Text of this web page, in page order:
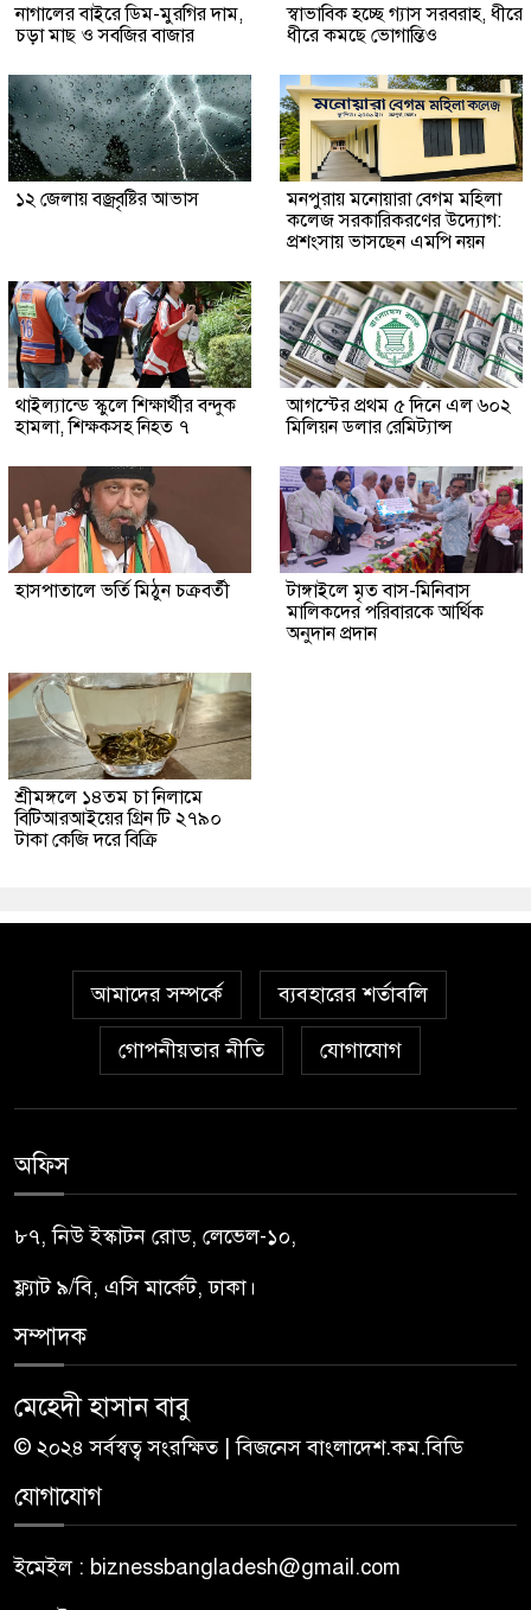
নাগালের বাইরে ডিম-মুরগির দাম,
চড়া মাছ ও সবজির বাজার
স্বাভাবিক হচ্ছে গ্যাস সরবরাহ, ধীরে
ধীরে কমছে ভোগান্তিও
১২ জেলায় বজ্রবৃষ্টির আভাস
মনপুরায় মনোয়ারা বেগম মহিলা
কলেজ সরকারিকরণের উদ্যোগ:
প্রশংসায় ভাসছেন এমপি নয়ন
থাইল্যান্ডে স্কুলে শিক্ষার্থীর বন্দুক
হামলা, শিক্ষকসহ নিহত ৭
আগস্টের প্রথম ৫ দিনে এল ৬০২
মিলিয়ন ডলার রেমিট্যান্স
হাসপাতালে ভর্তি মিঠুন চক্রবর্তী
টাঙ্গাইলে মৃত বাস-মিনিবাস
মালিকদের পরিবারকে আর্থিক
অনুদান প্রদান
শ্রীমঙ্গলে ১৪তম চা নিলামে
বিটিআরআইয়ের গ্রিন টি ২৭৯০
টাকা কেজি দরে বিক্রি
আমাদের সম্পর্কে ব্যবহারের শর্তাবলি
গোপনীয়তার নীতি যোগাযোগ
অফিস
৮৭, নিউ ইস্কাটন রোড, লেভেল-১০,
ফ্ল্যাট ৯/বি, এসি মার্কেট, ঢাকা।
সম্পাদক
মেহেদী হাসান বাবু
© ২০২৪ সর্বস্বত্ব সংরক্ষিত | বিজনেস বাংলাদেশ.কম.বিডি
যোগাযোগ
ইমেইল : biznessbangladesh@gmail.com